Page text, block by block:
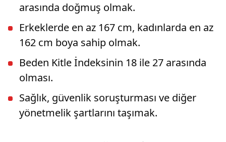
arasında doğmuş olmak.
Erkeklerde en az 167 cm, kadınlarda en az
162 cm boya sahip olmak.
Beden Kitle İndeksinin 18 ile 27 arasında
olması.
Sağlık, güvenlik soruşturması ve diğer
yönetmelik şartlarını taşımak.